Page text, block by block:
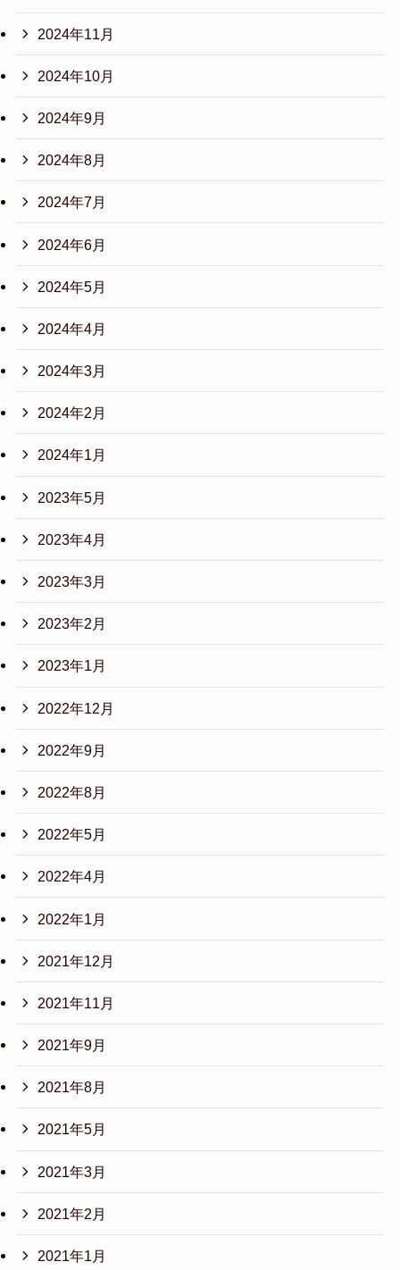
2024年11月
2024年10月
2024年9月
2024年8月
2024年7月
2024年6月
2024年5月
2024年4月
2024年3月
2024年2月
2024年1月
2023年5月
2023年4月
2023年3月
2023年2月
2023年1月
2022年12月
2022年9月
2022年8月
2022年5月
2022年4月
2022年1月
2021年12月
2021年11月
2021年9月
2021年8月
2021年5月
2021年3月
2021年2月
2021年1月